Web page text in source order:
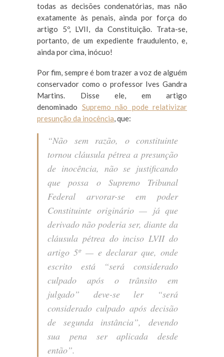
todas as decisões condenatórias, mas não
exatamente às penais, ainda por força do
artigo 5º, LVII, da Constituição. Trata-se,
portanto, de um expediente fraudulento, e,
ainda por cima, inócuo!
Por fim, sempre é bom trazer a voz de alguém
conservador como o professor Ives Gandra
Martins. Disse ele, em artigo
denominado Supremo não pode relativizar
presunção da inocência, que:
“Não sem razão, o constituinte
tornou cláusula pétrea a presunção
de inocência, não se justificando
que possa o Supremo Tribunal
Federal arvorar-se em poder
Constituinte originário — já que
derivado não poderia ser, diante da
cláusula pétrea do inciso LVII do
artigo 5º— e declarar que, onde
escrito está “será considerado
culpado após o trânsito em
julgado” deve-se ler “será
considerado culpado após decisão
de segunda instância”, devendo
sua pena ser aplicada desde
então”.